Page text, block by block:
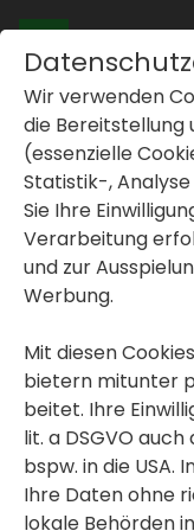
Wir verwenden
die Bereit­stel­lung
(essen­zi­elle
Statistik-,
Sie Ihre
Verar­bei­tung
und zur
Werbung.
Mit diesen
bie­tern mitunter
beitet. Ihre
lit. a DSGVO
bspw. in die USA.
Ihre Daten ohne
lokale Behörden
dorfer
erfolgt!